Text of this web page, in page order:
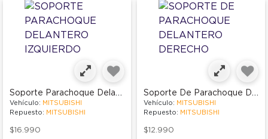
Soporte Parachoque Delantero Izquierdo
Vehículo: MITSUBISHI
Repuesto: MITSUBISHI
$16.990
Soporte De Parachoque Delantero Derecho
Vehículo: MITSUBISHI
Repuesto: MITSUBISHI
$12.990